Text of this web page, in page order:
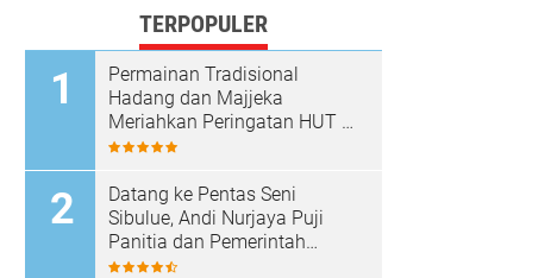
TERPOPULER
Permainan Tradisional
Hadang dan Majjeka
Meriahkan Peringatan HUT RI
di Sibulue
Datang ke Pentas Seni
Sibulue, Andi Nurjaya Puji
Panitia dan Pemerintah
Kecamatan